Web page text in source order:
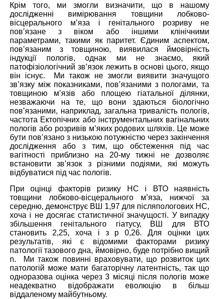
Крім того, ми змогли визначити, що в нашому
дослідженні вимірювання товщини лобково-
вісцерального м’яза і генітального розриву не
пов’язане з віком або іншими клінічними
параметрами, такими як паритет. Єдиним аспектом,
пов’язаним з товщиною, виявилася ймовірність
індукції пологів, однак ми не знаємо, який
патофізіологічний зв’язок лежить в основі цього, якщо
він існує. Ми також не змогли виявити значущого
зв’язку між показниками, пов’язаними з пологами, та
товщиною м’язів або площею гіатальної ділянки,
незважаючи на те, що вони здаються біологічно
пов’язаними, наприклад, загальна тривалість пологів,
частота Ектопічних або інструментальних вагінальних
пологів або розривів м’яких родових шляхів. Це може
бути пов’язано з низькою потужністю через закінчення
дослідження або з тим, що обстеження під час
вагітності приблизно на 20-му тижні не дозволяє
встановити зв’язок з різними подіями, які можуть
відбуватися під час пологів.
При оцінці факторів ризику НС і ВТО наявність
товщини лобково-вісцерального м’яза, нижчої за
середню, демонструє ВШ 1,97 для післяпологових НС,
хоча і не досягає статистичної значущості. У випадку
збільшення генітального гіатусу, ВШ для ВТО
становить 2,25, хоча і з p 0,26. Для оцінки цих
результатів, які є відомими факторами ризику
патології тазового дна, ймовірно, буде потрібно вищий
n. Ми також повинні враховувати, що розвиток цих
патологій може мати багаторічну латентність, так що
одноразова оцінка через 3 місяці після пологів може
неадекватно відображати еволюцію в більш
віддаленому майбутньому.